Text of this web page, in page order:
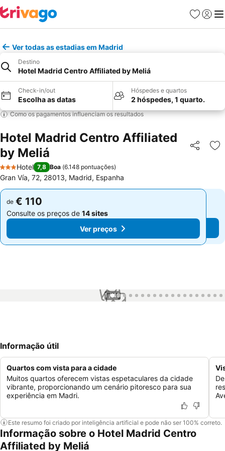
Favoritos
Iniciar
Ver todas as estadias em Madrid
Destino
Hotel Madrid Centro Affiliated by Meliá
Check-in/out
Escolha as datas
Hóspedes e quartos
2 hóspedes, 1 quarto.
Como os pagamentos influenciam os resultados
Hotel Madrid Centro Affiliated
by Meliá
Partilhar
3 Estrelas
Hotel 7,8 Boa (6.148 pontuações)
Gran Vía, 72, 28013, Madrid, Espanha
de € 110
Consulte os preços de 14 sites
Ver preços
de € 110
Consulte os preços de 14 sites
Ver preços
1 / 40
Informação útil
Quartos com vista para a cidade
Muitos quartos oferecem vistas espetaculares da cidade
vibrante, proporcionando um cenário pitoresco para sua
experiência em Madri.
Este resumo foi criado por inteligência artificial e pode não ser 100% correto.
Informação sobre o Hotel Madrid Centro
Affiliated by Meliá